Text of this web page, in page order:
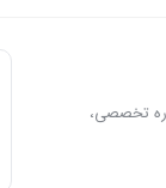
تخصصی،